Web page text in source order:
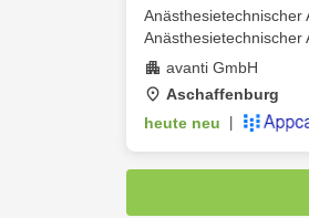
Anästhesietechnischer
Anästhesietechnischer
avanti GmbH
Aschaffenburg
heute neu